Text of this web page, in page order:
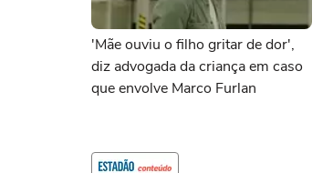
'Mãe ouviu o filho gritar de dor',
diz advogada da criança em caso
que envolve Marco Furlan